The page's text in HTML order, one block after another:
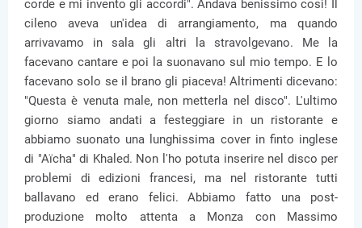
corde e mi invento gli accordi". Andava benissimo così! Il
cileno aveva un'idea di arrangiamento, ma quando
arrivavamo in sala gli altri la stravolgevano. Me la
facevano cantare e poi la suonavano sul mio tempo. E lo
facevano solo se il brano gli piaceva! Altrimenti dicevano:
"Questa è venuta male, non metterla nel disco". L'ultimo
giorno siamo andati a festeggiare in un ristorante e
abbiamo suonato una lunghissima cover in finto inglese
di "Aïcha" di Khaled. Non l'ho potuta inserire nel disco per
problemi di edizioni francesi, ma nel ristorante tutti
ballavano ed erano felici. Abbiamo fatto una post-
produzione molto attenta a Monza con Massimo